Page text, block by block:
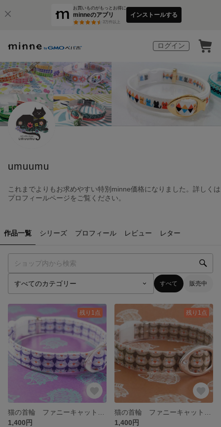
お買いものがもっとお得に
minneのアプリ
3万件以上
インストールする
ログイン
umuumu
これまでよりもお求めやすい特別minne価格になりました。詳しくは
プロフィールページをご覧ください。
作品一覧 シリーズ プロフィール レビュー レター
すべて 販売中
残り1点
1,400円
残り1点
1,400円